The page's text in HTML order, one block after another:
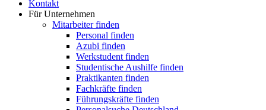
Kontakt
Für Unternehmen
Mitarbeiter finden
Personal finden
Azubi finden
Werkstudent finden
Studentische Aushilfe finden
Praktikanten finden
Fachkräfte finden
Führungskräfte finden